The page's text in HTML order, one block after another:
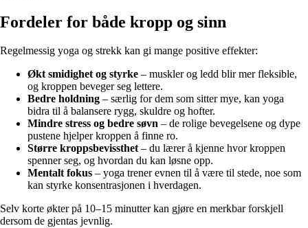
Fordeler for både kropp og sinn
Regelmessig yoga og strekk kan gi mange positive effekter:
Økt smidighet og styrke – muskler og ledd blir mer fleksible,
og kroppen beveger seg lettere.
Bedre holdning – særlig for dem som sitter mye, kan yoga
bidra til å balansere rygg, skuldre og hofter.
Mindre stress og bedre søvn – de rolige bevegelsene og dype
pustene hjelper kroppen å finne ro.
Større kroppsbevissthet– du lærer å kjenne hvor kroppen
spenner seg, og hvordan du kan løsne opp.
Mentalt fokus – yoga trener evnen til å være til stede, noe som
kan styrke konsentrasjonen i hverdagen.
Selv korte økter på 10–15 minutter kan gjøre en merkbar forskjell
dersom de gjentas jevnlig.